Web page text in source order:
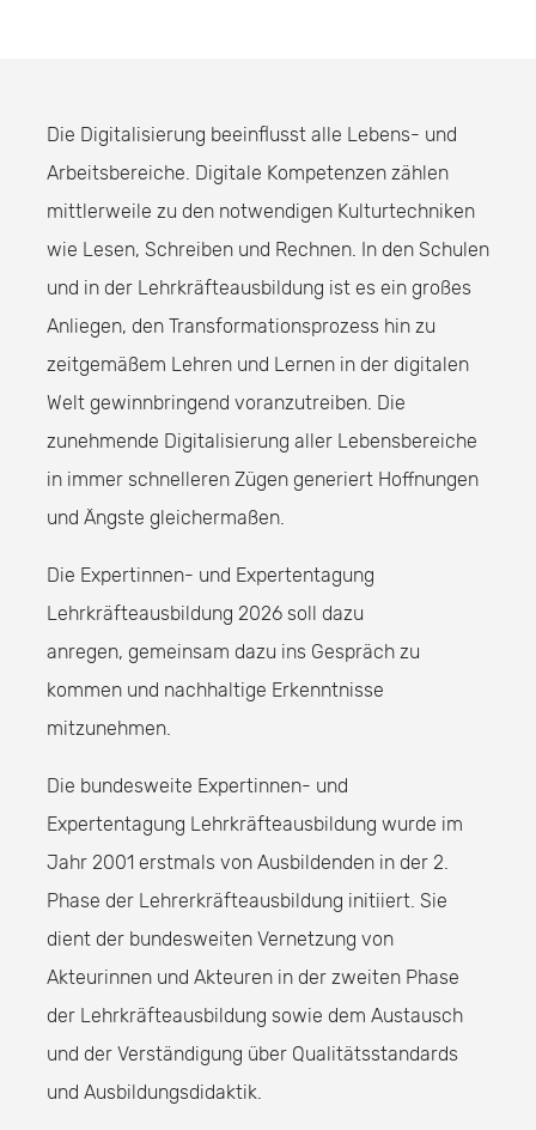
Die Digitalisierung beeinflusst alle Lebens- und
Arbeitsbereiche. Digitale Kompetenzen zählen
mittlerweile zu den notwendigen Kulturtechniken
wie Lesen, Schreiben und Rechnen. In den Schulen
und in der Lehrkräfteausbildung ist es ein großes
Anliegen, den Transformationsprozess hin zu
zeitgemäßem Lehren und Lernen in der digitalen
Welt gewinnbringend voranzutreiben. Die
zunehmende Digitalisierung aller Lebensbereiche
in immer schnelleren Zügen generiert Hoffnungen
und Ängste gleichermaßen.
Die Expertinnen- und Expertentagung
Lehrkräfteausbildung 2026 soll dazu
anregen, gemeinsam dazu ins Gespräch zu
kommen und nachhaltige Erkenntnisse
mitzunehmen.
Die bundesweite Expertinnen- und
Expertentagung Lehrkräfteausbildung wurde im
Jahr 2001 erstmals von Ausbildenden in der 2.
Phase der Lehrerkräfteausbildung initiiert. Sie
dient der bundesweiten Vernetzung von
Akteurinnen und Akteuren in der zweiten Phase
der Lehrkräfteausbildung sowie dem Austausch
und der Verständigung über Qualitätsstandards
und Ausbildungsdidaktik.